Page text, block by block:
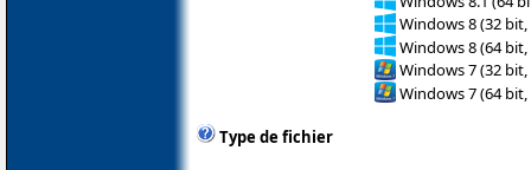
Windows 8 (32 bit,
Windows 8 (64 bit,
Windows 7 (32 bit,
Windows 7 (64 bit,
Type de fichier